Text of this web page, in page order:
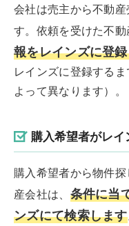
会社は売主から不動
す。依頼を受けた不
報をレインズに登
レインズに登録する
よって異なります）。
購入希望者がレ
購入希望者から物件
産会社は、 条件に当
ンズにて検索します